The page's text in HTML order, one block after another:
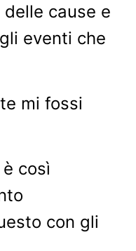
cause e
eventi che
mi fossi
così
con gli